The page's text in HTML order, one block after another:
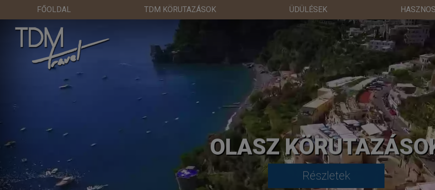
FŐOLDAL TDM KÖRUTAZÁSOK ÜDÜLÉSEK
OLASZ
Részletek